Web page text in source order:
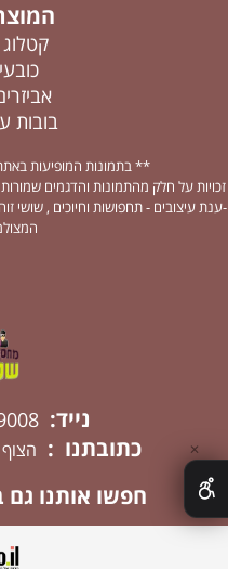
בובות
** בתמונות המופיעות באתר
זכויות על חלק מהתמונות והדגמים
נייד: 050-
כתובתנו : הצוף 2/1 פרדס-חנה כרכור
חפשו אותנו גם
✕